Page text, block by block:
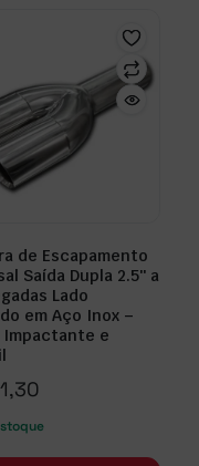
de Escapamento
Saída Dupla 2.5″ a
Lado
em Aço Inox –
Impactante e